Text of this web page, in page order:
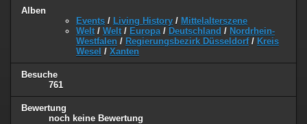
Alben
Events / Living History / Mittelalterszene
Welt / Welt / Europa / Deutschland / Nordrhein-
Westfalen / Regierungsbezirk Düsseldorf/ Kreis
Wesel / Xanten
Besuche
761
Bewertung
noch keine Bewertung